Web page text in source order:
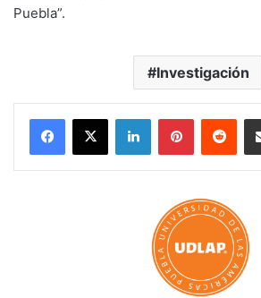
Puebla”.
Investigación
LinkedInPinterest